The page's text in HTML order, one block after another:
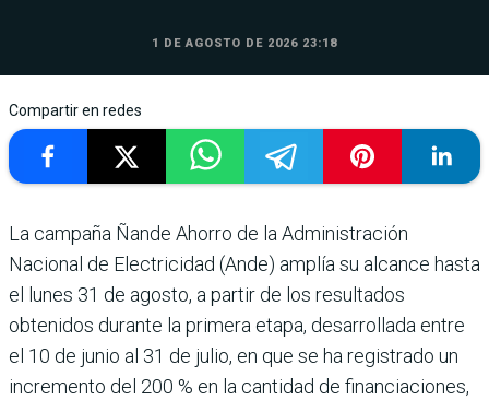
1 DE AGOSTO DE 2026 23:18
Compartir en redes
La campaña Ñande Ahorro de la Administración
Nacional de Electricidad (Ande) amplía su alcance hasta
el lunes 31 de agosto, a partir de los resultados
obtenidos durante la primera etapa, desarrollada entre
el 10 de junio al 31 de julio, en que se ha registrado un
incremento del 200 % en la cantidad de financiaciones,